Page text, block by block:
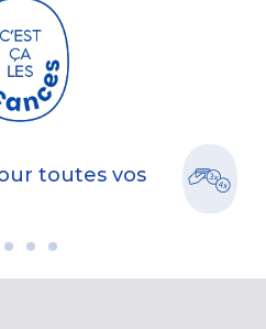
toutes vos